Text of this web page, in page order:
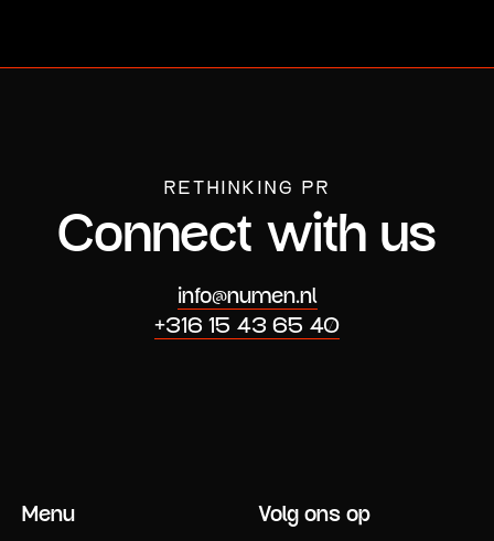
RETHINKING PR
Connect with us
info@numen.nl
+316 15 43 65 40
Menu Volg ons op